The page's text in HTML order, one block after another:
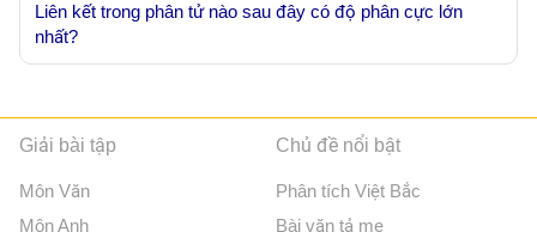
Liên kết trong phân tử nào sau đây có độ phân cực lớn
nhất?
Giải bài tập
Môn Văn
Môn Anh
Chủ đề nổi bật
Phân tích Việt Bắc
Bài văn tả mẹ